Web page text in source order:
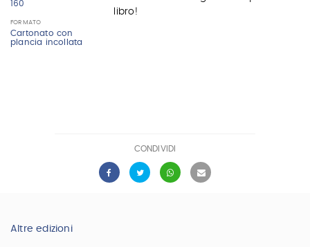
160
FORMATO
Cartonato con
plancia incollata
libro!
CONDIVIDI
Altre edizioni